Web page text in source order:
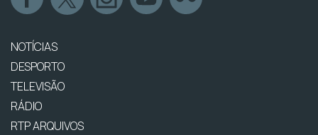
NOTÍCIAS
DESPORTO
TELEVISÃO
RÁDIO
RTP ARQUIVOS